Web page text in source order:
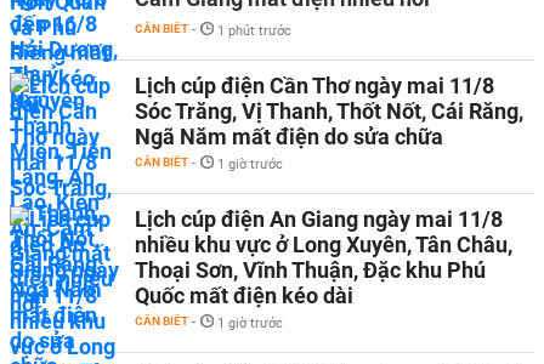
CẦN BIẾT - 1 phút trước
Lịch cúp điện Cần Thơ ngày mai 11/8
Sóc Trăng, Vị Thanh, Thốt Nốt, Cái Răng,
Ngã Năm mất điện do sửa chữa
CẦN BIẾT - 1 giờ trước
Lịch cúp điện An Giang ngày mai 11/8
nhiều khu vực ở Long Xuyên, Tân Châu,
Thoại Sơn, Vĩnh Thuận, Đặc khu Phú
Quốc mất điện kéo dài
CẦN BIẾT - 1 giờ trước